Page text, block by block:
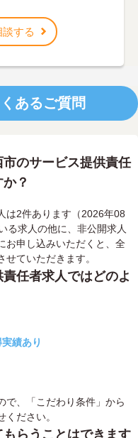
する
あるご質問
のサービス提供責任
？
は2件あります（2026年08
る求人の他に、非公開求人
お申し込みいただくと、全
ていただきます。
任者求人ではどのよ
績あり
で、「こだわり条件」から
ださい。
らうことはできます